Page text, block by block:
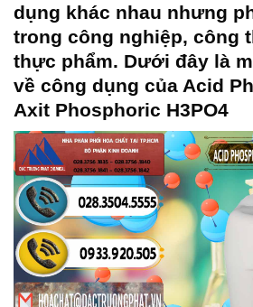
dụng khác nhau nhưng
trong công nghiệp, công
thực phẩm. Dưới đây là
về công dụng của Acid
Axit Phosphoric H3PO4